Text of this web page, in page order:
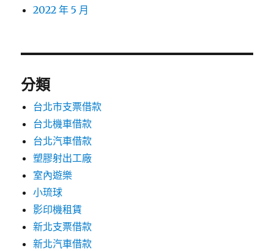
2022 年 5 月
分類
台北市支票借款
台北機車借款
台北汽車借款
塑膠射出工廠
室內遊樂
小琉球
影印機租賃
新北支票借款
新北汽車借款